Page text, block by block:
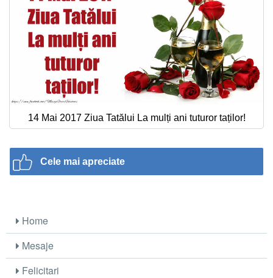
14 Mai 2017 Ziua Tatălui La mulți ani tuturor taților!
Cele mai apreciate
Home
Mesaje
Felicitari